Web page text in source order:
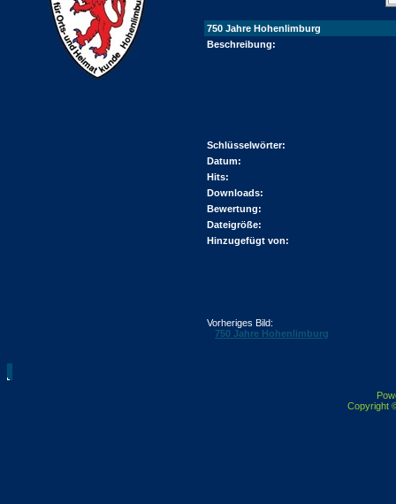
750 Jahre Hohenlimburg
Beschreibung:
Schlüsselwörter:
Datum:
Hits:
Downloads:
Bewertung:
Dateigröße:
Hinzugefügt von:
Vorheriges Bild:
750 Jahre Hohenlimburg
Copyright